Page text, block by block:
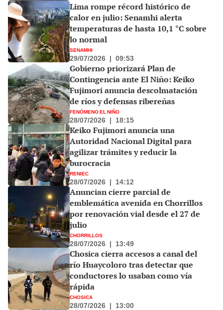
Lima rompe récord histórico de
calor en julio: Senamhi alerta
temperaturas de hasta 10,1 °C sobre
lo normal
SENAMHI
29/07/2026 | 09:53
Gobierno priorizará Plan de
Contingencia ante El Niño: Keiko
Fujimori anuncia descolmatación
de ríos y defensas ribereñas
FENÓMENO EL NIÑO
28/07/2026 | 18:15
Keiko Fujimori anuncia una
Autoridad Nacional Digital para
agilizar trámites y reducir la
burocracia
RENIEC
28/07/2026 | 14:12
Anuncian cierre parcial de
emblemática avenida en Chorrillos
por renovación vial desde el 27 de
julio
CHORRILLOS
28/07/2026 | 13:49
Chosica cierra accesos a canal del
río Huaycoloro tras detectar que
conductores lo usaban como vía
rápida
CHOSICA
28/07/2026 | 13:00